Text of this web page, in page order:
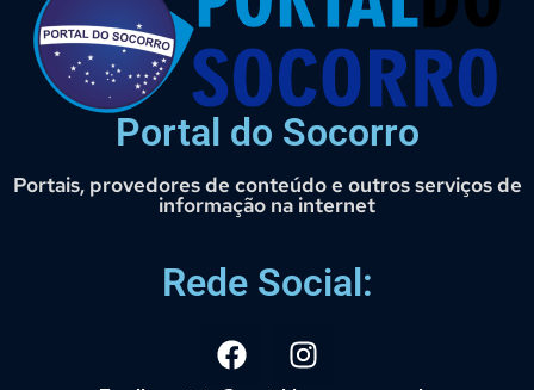
Portal do Socorro
Portais, provedores de conteúdo e outros serviços de
informação na internet
Rede Social: